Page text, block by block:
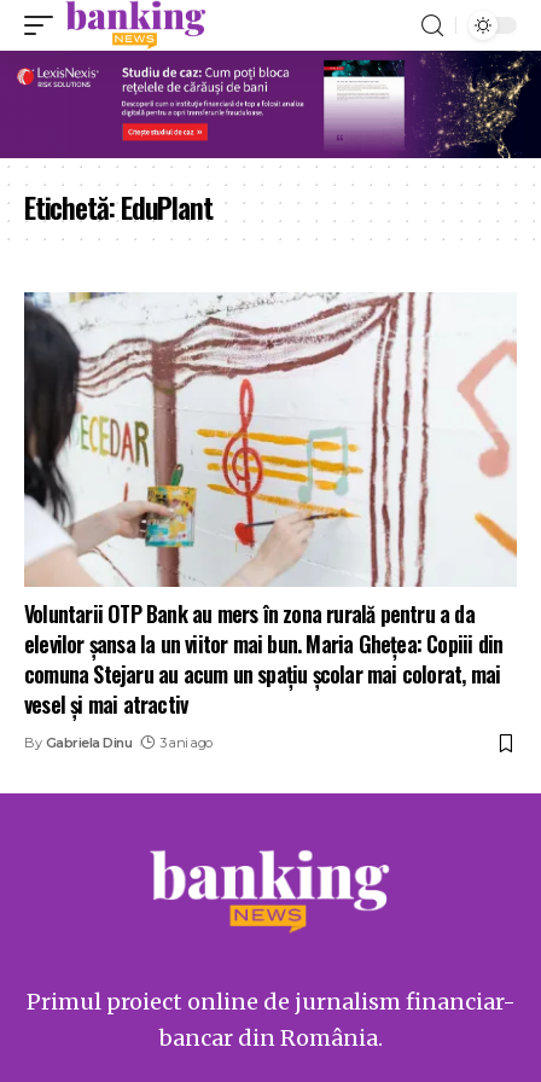
Etichetă:EduPlant
Voluntarii OTP Bank au mers în zona rurală pentru a da
elevilor șansa la un viitor mai bun. Maria Ghețea: Copiii din
comuna Stejaru au acum un spațiu școlar mai colorat, mai
vesel și mai atractiv
By Gabriela Dinu 3 ani ago
Primul proiect online de jurnalism financiar-
bancar din România.